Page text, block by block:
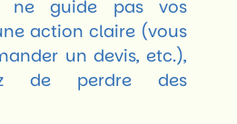
ne guide pas vos
action claire (vous
un devis, etc.),
de perdre des